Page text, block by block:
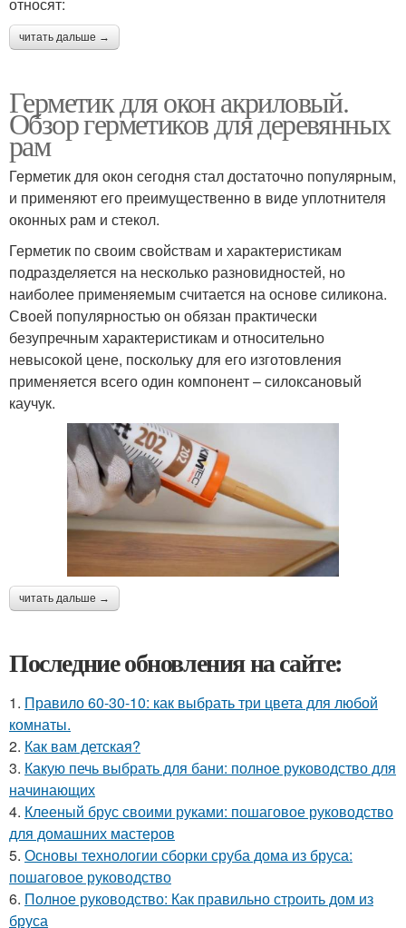
читать дальше →
Герметик для окон акриловый.
Обзор герметиков для деревянных
рам
Герметик для окон сегодня стал достаточно популярным,
и применяют его преимущественно в виде уплотнителя
оконных рам и стекол.
Герметик по своим свойствам и характеристикам
подразделяется на несколько разновидностей, но
наиболее применяемым считается на основе силикона.
Своей популярностью он обязан практически
безупречным характеристикам и относительно
невысокой цене, поскольку для его изготовления
применяется всего один компонент – силоксановый
каучук.
читать дальше →
Последние обновления на сайте:
1. Правило 60-30-10: как выбрать три цвета для любой
комнаты.
2. Как вам детская?
3. Какую печь выбрать для бани: полное руководство для
начинающих
4. Клееный брус своими руками: пошаговое руководство
для домашних мастеров
5. Основы технологии сборки сруба дома из бруса:
пошаговое руководство
6. Полное руководство: Как правильно строить дом из
бруса